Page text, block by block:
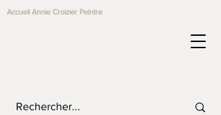
Accueil Annie Croizier Peintre